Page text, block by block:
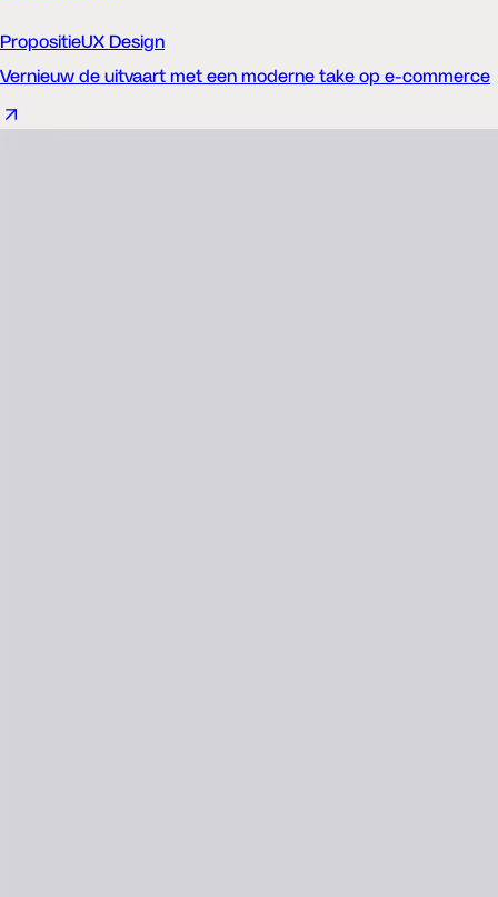
PropositieUX Design
Vernieuw de uitvaart met een moderne take op e-commerce